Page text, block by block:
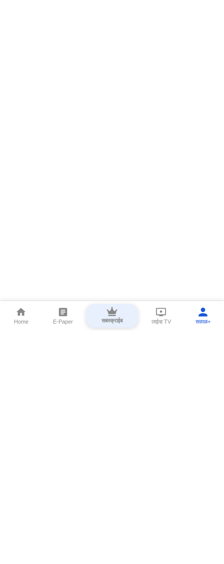
Home E-Paper सबस्क्राईब लाईव्ह TV सकाळ+